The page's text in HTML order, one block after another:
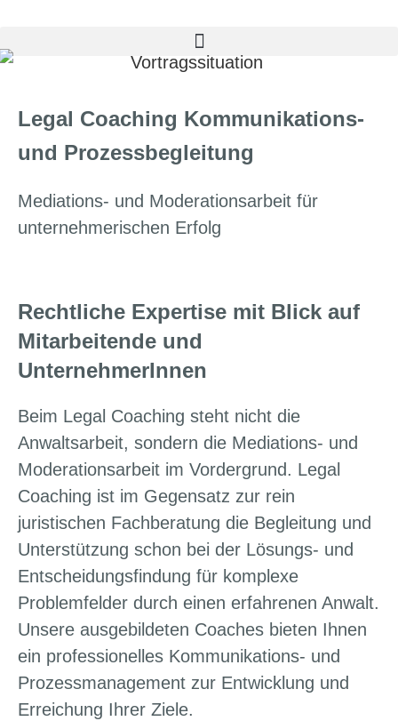
Legal Coaching Kommunikations-
und Prozessbegleitung
Mediations- und Moderationsarbeit für
unternehmerischen Erfolg
Rechtliche Expertise mit Blick auf
Mitarbeitende und
UnternehmerInnen
Beim Legal Coaching steht nicht die
Anwaltsarbeit, sondern die Mediations- und
Moderationsarbeit im Vordergrund. Legal
Coaching ist im Gegensatz zur rein
juristischen Fachberatung die Begleitung und
Unterstützung schon bei der Lösungs- und
Entscheidungsfindung für komplexe
Problemfelder durch einen erfahrenen Anwalt.
Unsere ausgebildeten Coaches bieten Ihnen
ein professionelles Kommunikations- und
Prozessmanagement zur Entwicklung und
Erreichung Ihrer Ziele.